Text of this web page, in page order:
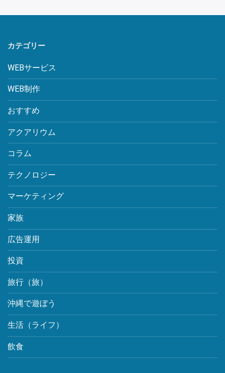
カテゴリー
WEBサービス
WEB制作
おすすめ
アクアリウム
コラム
テクノロジー
マーケティング
家族
広告運用
投資
旅行（旅）
沖縄で遊ぼう
生活（ライフ）
飲食